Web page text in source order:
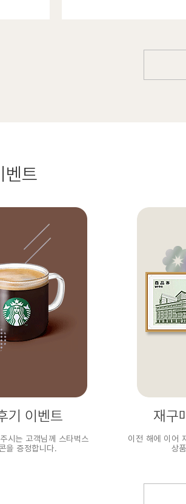
벤트
기 이벤트
시는 고객님께 스타벅스
을 증정합니다.
재구
이전 해에 이어
상